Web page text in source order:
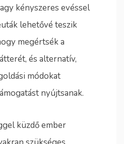
kényszeres evéssel
lehetővé teszik
megértsék a
és alternatív,
módokat
nyújtsanak.
küzdő ember